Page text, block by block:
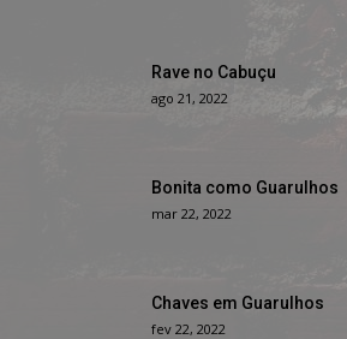
Rave no Cabuçu
ago 21, 2022
Bonita como Guarulhos
mar 22, 2022
Chaves em Guarulhos
fev 22, 2022